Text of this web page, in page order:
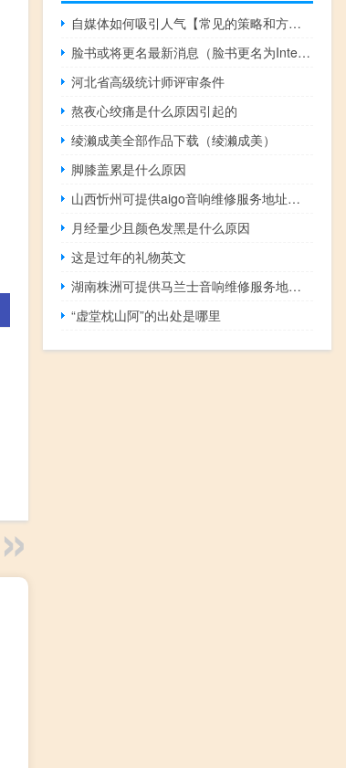
自媒体如何吸引人气【常见的策略和方法提高吸引力】
脸书或将更名最新消息（脸书更名为Internet.org移动和网络应用作为免费的基础平台 现在支持HTTPS）
河北省高级统计师评审条件
熬夜心绞痛是什么原因引起的
绫濑成美全部作品下载（绫濑成美）
脚膝盖累是什么原因
山西忻州可提供aigo音响维修服务地址在哪
月经量少且颜色发黑是什么原因
这是过年的礼物英文
湖南株洲可提供马兰士音响维修服务地址在哪
“虚堂枕山阿”的出处是哪里